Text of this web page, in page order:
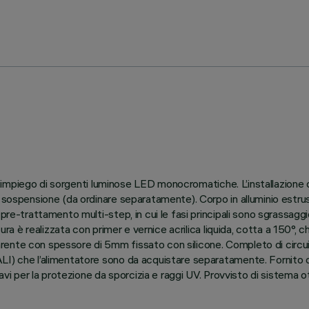
di sorgenti luminose LED monocromatiche.
(da ordinare separatamente). Corpo in alluminio
trattamento multi-step, in cui le fasi principali sono
è realizzata con primer e vernice acrilica liquida, cotta a 150°,
con spessore di 5mm fissato con silicone. Completo di
che l’alimentatore sono da acquistare separatamente.
per la protezione da sporcizia e raggi UV. Provvisto di